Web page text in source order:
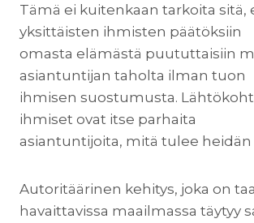
Tämä ei kuitenkaan tarkoita sitä,
yksittäisten ihmisten päätöksiin
omasta elämästä puututtaisiin
asiantuntijan taholta ilman tuon
ihmisen suostumusta.
ihmiset ovat itse parhaita
asiantuntijoita, mitä tulee heidän
Autoritäärinen kehitys, joka on
havaittavissa maailmassa täytyy